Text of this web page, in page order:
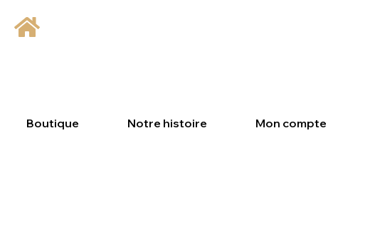
FERMETURE TEMPORAIRE DE LA BOUTIQUE
Boutique Notre histoire Mon compte